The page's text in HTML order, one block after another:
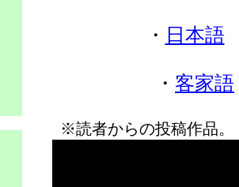
・ 日本語
・ 客家語
※読者からの投稿作品